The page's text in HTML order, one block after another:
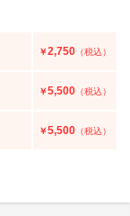
￥2,750 （税込）
￥5,500 （税込）
￥5,500 （税込）